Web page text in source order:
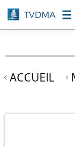
Aller
au
contenu
ACCUEIL